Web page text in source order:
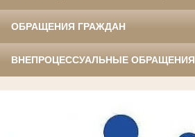
ОБРАЩЕНИЯ ГРАЖДАН
ВНЕПРОЦЕССУАЛЬНЫЕ ОБРАЩЕНИЯ